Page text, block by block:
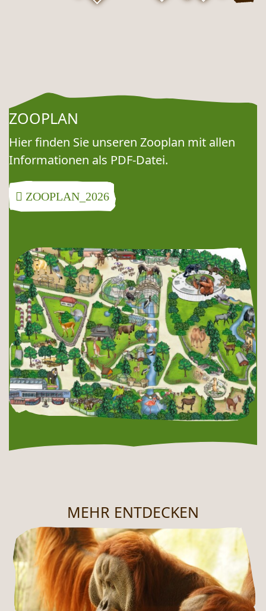
ZOOPLAN
Hier finden Sie unseren Zooplan mit allen
Informationen als PDF-Datei.
ZOOPLAN_2026
MEHR ENTDECKEN